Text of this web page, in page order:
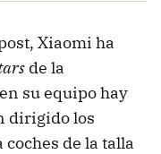
Xiaomi ha
de la
su equipo hay
dirigido los
de la talla